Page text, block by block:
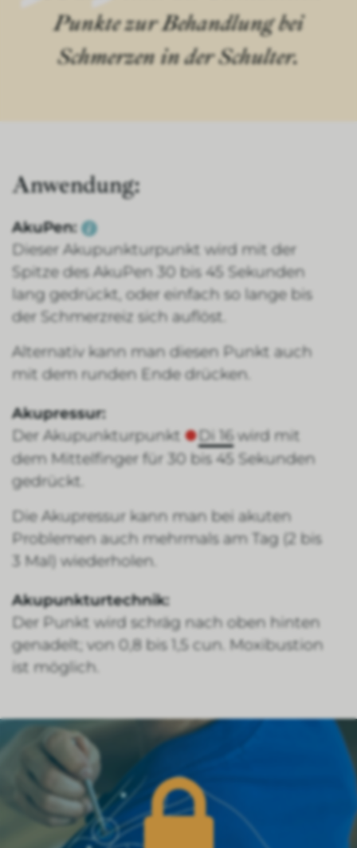
Punkte zur Behandlung bei
Schmerzen in der Schulter.
Anwendung:
AkuPen:
Dieser Akupunkturpunkt wird mit der
Spitze des AkuPen 30 bis 45 Sekunden
lang gedrückt, oder einfach so lange bis
der Schmerzreiz sich auflöst.
Alternativ kann man diesen Punkt auch
mit dem runden Ende drücken.
Akupressur:
Der Akupunkturpunkt
Di 16 wird mit
dem Mittelfinger für 30 bis 45 Sekunden
gedrückt.
Die Akupressur kann man bei akuten
Problemen auch mehrmals am Tag (2 bis
3 Mal) wiederholen.
Akupunkturtechnik:
Der Punkt wird schräg nach oben hinten
genadelt; von 0,8 bis 1,5 cun. Moxibustion
ist möglich.